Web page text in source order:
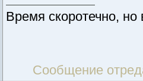
Время скоротечно,
Сообщение